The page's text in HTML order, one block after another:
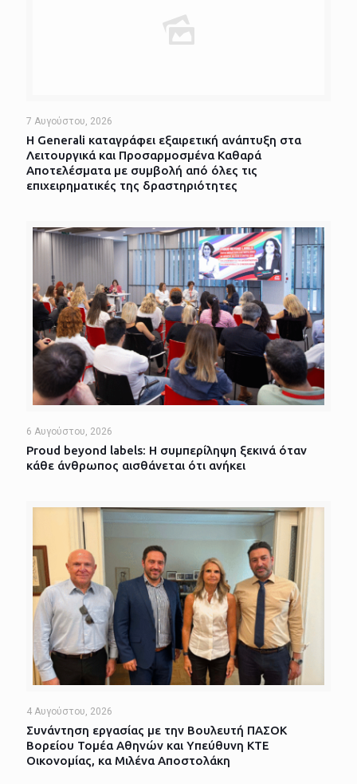
7 Αυγούστου, 2026
Η Generali καταγράφει εξαιρετική ανάπτυξη στα
Λειτουργικά και Προσαρμοσμένα Καθαρά
Αποτελέσματα με συμβολή από όλες τις
επιχειρηματικές της δραστηριότητες
6 Αυγούστου, 2026
Proud beyond labels: Η συμπερίληψη ξεκινά όταν
κάθε άνθρωπος αισθάνεται ότι ανήκει
4 Αυγούστου, 2026
Συνάντηση εργασίας με την Βουλευτή ΠΑΣΟΚ
Βορείου Τομέα Αθηνών και Υπεύθυνη ΚΤΕ
Οικονομίας, κα Μιλένα Αποστολάκη